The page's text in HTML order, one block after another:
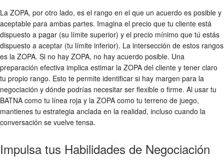
La ZOPA, por otro lado, es el rango en el que un acuerdo es posible y
aceptable para ambas partes. Imagina el precio que tu cliente está
dispuesto a pagar (su límite superior) y el precio mínimo que tú estás
dispuesto a aceptar (tu límite inferior). La intersección de estos rangos
es la ZOPA. Si no hay ZOPA, no hay acuerdo posible. Una
preparación efectiva implica estimar la ZOPA del cliente y tener claro
tu propio rango. Esto te permite identificar si hay margen para la
negociación y dónde podrías necesitar ser flexible o firme. Al usar tu
BATNA como tu línea roja y la ZOPA como tu terreno de juego,
mantienes tu estrategia anclada en la realidad, incluso cuando la
conversación se vuelve tensa.
Impulsa tus Habilidades de Negociación